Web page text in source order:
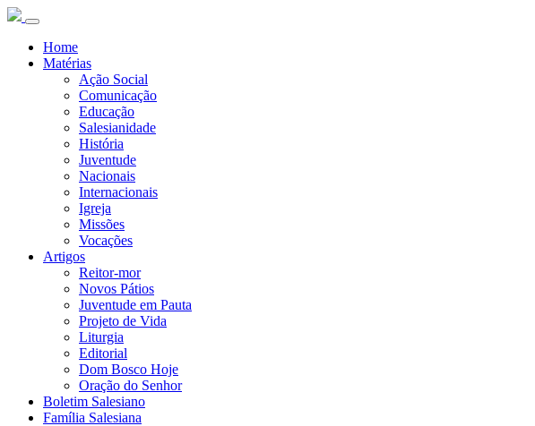
Home
Matérias
Ação Social
Comunicação
Educação
Salesianidade
História
Juventude
Nacionais
Internacionais
Igreja
Missões
Vocações
Artigos
Reitor-mor
Novos Pátios
Juventude em Pauta
Projeto de Vida
Liturgia
Editorial
Dom Bosco Hoje
Oração do Senhor
Boletim Salesiano
Família Salesiana